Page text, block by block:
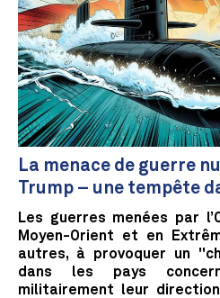
La menace de guerre
Trump – une tempête
Les guerres menées par
Moyen-Orient et en
autres, à provoquer un
dans les pays
militairement leur